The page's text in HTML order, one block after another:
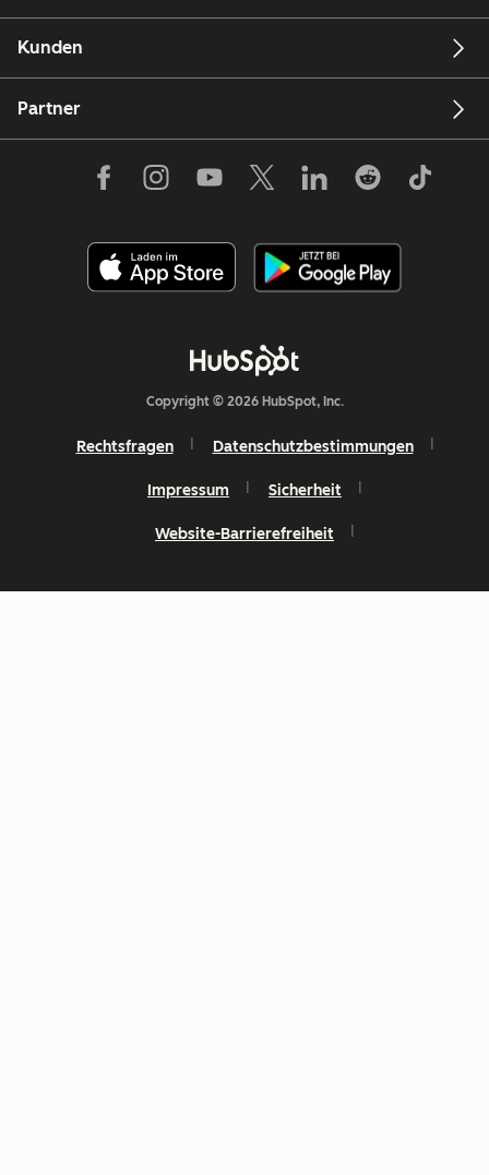
Kunden
Partner
Copyright © 2026 HubSpot, Inc.
Rechtsfragen Datenschutzbestimmungen
Impressum Sicherheit
Website-Barrierefreiheit